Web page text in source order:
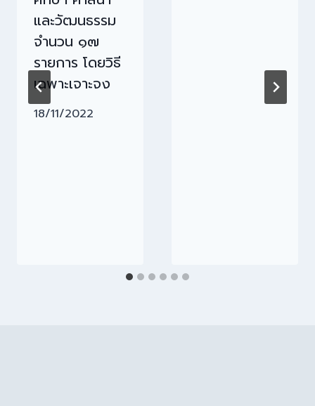
และวัฒนธรรม
จำนวน ๑๗
รายการ โดยวิธี
เฉพาะเจาะจง
18/11/2022